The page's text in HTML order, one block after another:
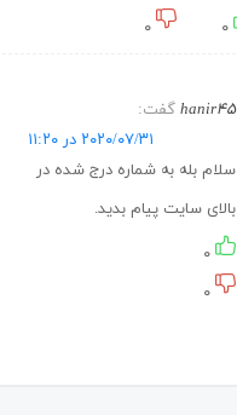
۰ ۰
hanir۴۵ گفت:
۲۰۲۰/۰۷/۳۱ در ۱۱:۲۰
سلام بله به شماره درج شده در
بالای سایت پیام بدید.
۰
۰